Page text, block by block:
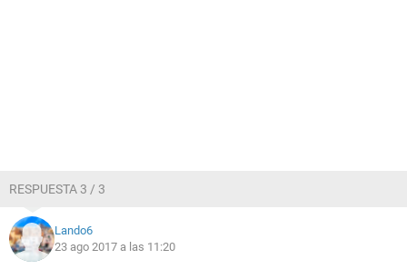
RESPUESTA 3 / 3
Lando6
23 ago 2017 a las 11:20